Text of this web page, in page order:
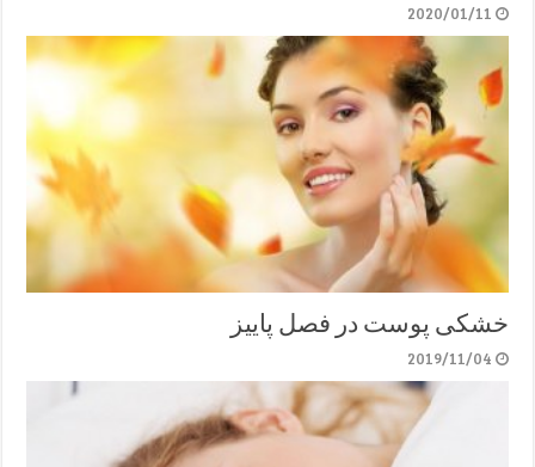
2020/01/11
خشکی پوست در فصل پاییز
2019/11/04